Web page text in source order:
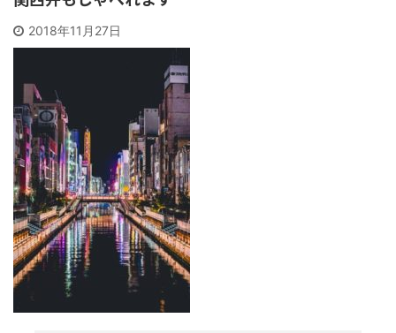
2018年11月27日